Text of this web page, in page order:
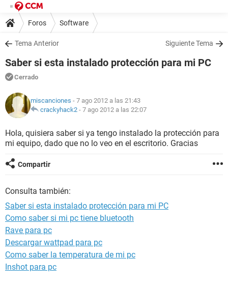
Foros Software
Tema Anterior Siguiente Tema
Saber si esta instalado protección para mi PC
Cerrado
miscanciones - 7 ago 2012 a las 21:43
crackyhack2 - 7 ago 2012 a las 22:07
Hola, quisiera saber si ya tengo instalado la protección para
mi equipo, dado que no lo veo en el escritorio. Gracias
Compartir
Consulta también:
Saber si esta instalado protección para mi PC
Como saber si mi pc tiene bluetooth
Rave para pc
Descargar wattpad para pc
Como saber la temperatura de mi pc
Inshot para pc